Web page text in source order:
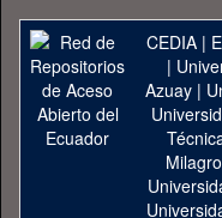
CEDIA|
|
Azuay|
Milagro